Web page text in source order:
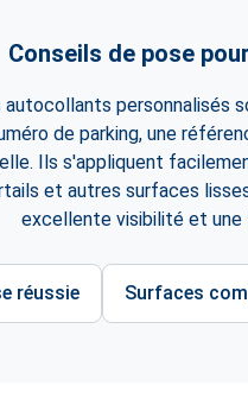
Conseils de pose
personnalisés
de parking, une
Ils s'appliquent
et autres surfaces
excellente visibilité et une
réussie Surfaces